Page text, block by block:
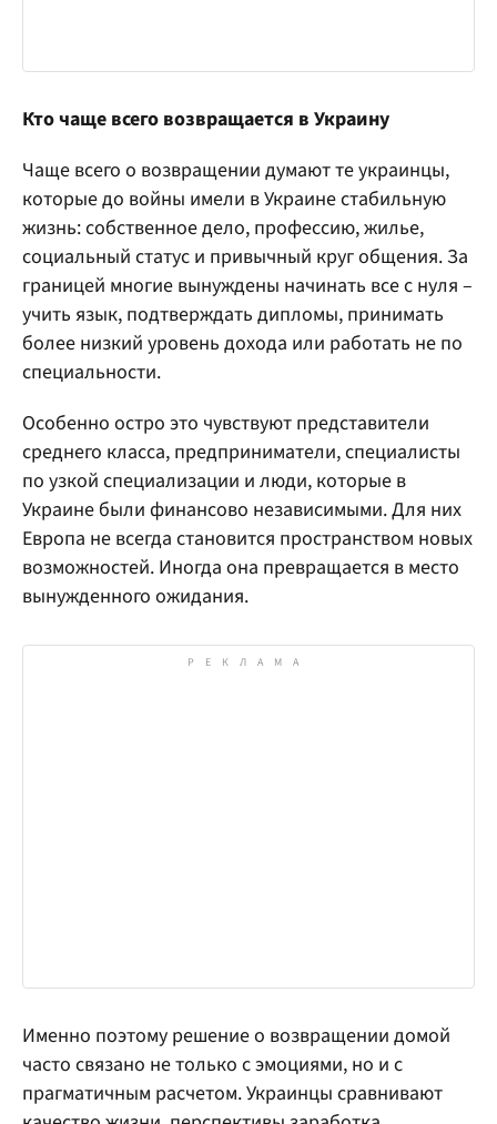
Кто чаще всего возвращается в Украину
Чаще всего о возвращении думают те украинцы,
которые до войны имели в Украине стабильную
жизнь: собственное дело, профессию, жилье,
социальный статус и привычный круг общения. За
границей многие вынуждены начинать все с нуля –
учить язык, подтверждать дипломы, принимать
более низкий уровень дохода или работать не по
специальности.
Особенно остро это чувствуют представители
среднего класса, предприниматели, специалисты
по узкой специализации и люди, которые в
Украине были финансово независимыми. Для них
Европа не всегда становится пространством новых
возможностей. Иногда она превращается в место
вынужденного ожидания.
Именно поэтому решение о возвращении домой
часто связано не только с эмоциями, но и с
прагматичным расчетом. Украинцы сравнивают